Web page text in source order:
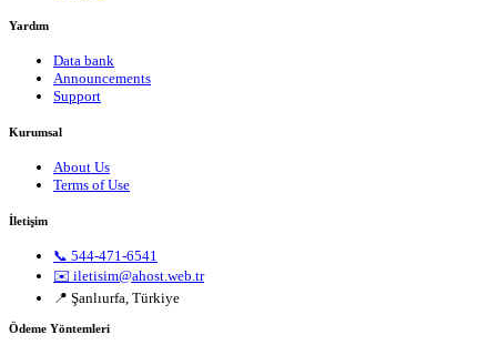
Yardım
Data bank
Announcements
Support
Kurumsal
About Us
Terms of Use
İletişim
📞 544-471-6541
✉️ iletisim@ahost.web.tr
📍 Şanlıurfa, Türkiye
Ödeme Yöntemleri